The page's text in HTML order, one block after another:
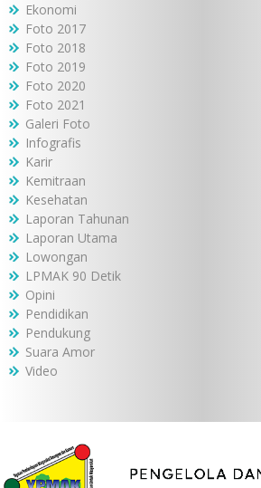
Penilaian Lapangan Juri CSR dan PDB
Bantuan 85 guru kontrak
Ekonomi
Foto 2017
Foto 2018
Foto 2019
Foto 2020
Foto 2021
Galeri Foto
Infografis
Karir
Kemitraan
Kesehatan
Laporan Tahunan
Laporan Utama
Lowongan
LPMAK 90 Detik
Opini
Pendidikan
Pendukung
Suara Amor
Video